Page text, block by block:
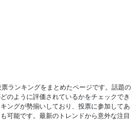
票ランキングをまとめたページです。話題の
のように評価されているかをチェックでき
ングが勢揃いしており、投票に参加してあ
可能です。最新のトレンドから意外な注目